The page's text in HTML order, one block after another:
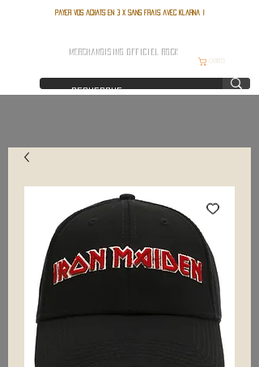
Payer vos achats en 3 x sans frais avec Klarna !
MERCHANDISING OFFICIEL ROCK